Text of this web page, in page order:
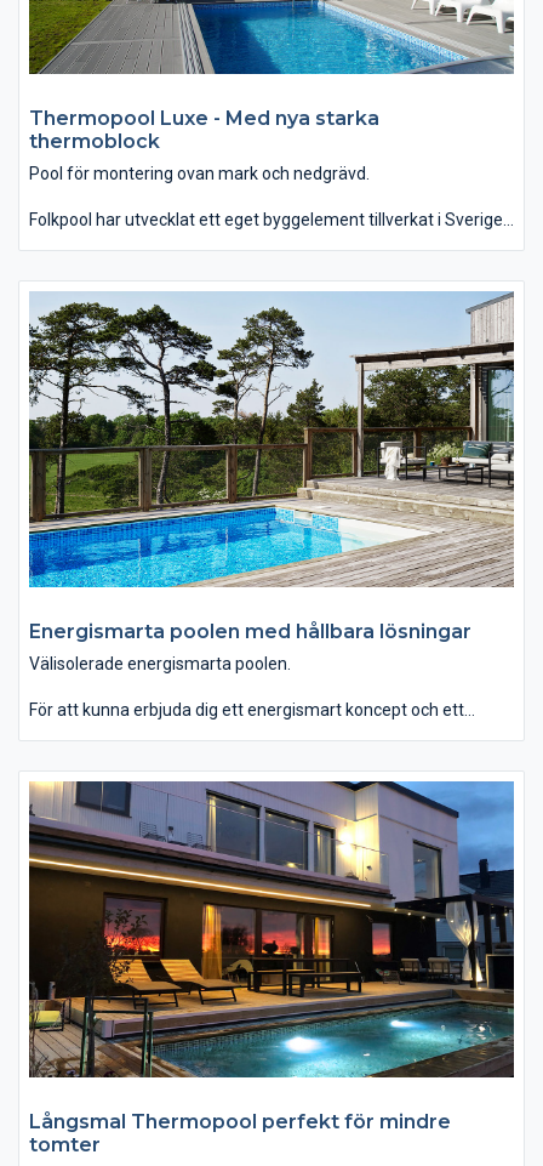
Thermopool Luxe - Med nya starka
thermoblock
Pool för montering ovan mark och nedgrävd.
Folkpool har utvecklat ett eget byggelement tillverkat i Sverige
passar även sluttande tomter. Det är tack vare poolens
konstruktion som Thermopool Luxe kan monteras fristående
ovan mark och placeras nedgrävd i mark.
Dessutom får du tack vare den hårda insidan på de nya
thermoblocken skydd mot avtryck och skador.
Energismarta poolen med hållbara lösningar
Välisolerade energismarta poolen.
För att kunna erbjuda dig ett energismart koncept och ett
Tack vare utfallet från denna energiberäkning har vi skapat ett
energismart poolpaket med Dura poolstomme och
energismarta tillbehör. Helt enkelt en hållbar lösning till just din
pool.
Långsmal Thermopool perfekt för mindre
tomter